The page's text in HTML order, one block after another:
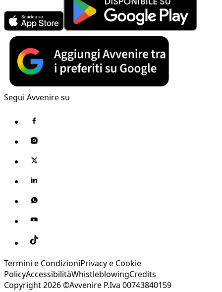
Segui Avvenire su
Termini e CondizioniPrivacy e Cookie
PolicyAccessibilitàWhistleblowingCredits
Copyright 2026 ©Avvenire P.Iva 00743840159